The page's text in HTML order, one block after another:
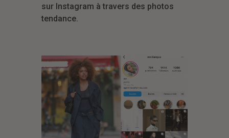
sur Instagram à travers des photos
tendance.